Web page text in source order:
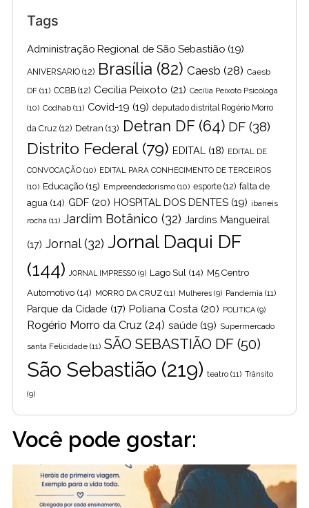
Tags
Administração Regional de São Sebastião (19)
ANIVERSARIO (12) Brasília (82) Caesb (28) Caesb
DF (11) CCBB (12) Cecilia Peixoto (21) Cecília Peixoto Psicóloga
(10) Codhab (11) Covid-19 (19) deputado distrital Rogério Morro
da Cruz (12) Detran (13) Detran DF(64) DF (38)
Distrito Federal(79) EDITAL (18) EDITAL DE
CONVOCAÇÃO (10) EDITAL PARA CONHECIMENTO DE TERCEIROS
(10) Educação (15) Empreendedorismo (10) esporte (12) falta de
agua (14) GDF (20) HOSPITAL DOS DENTES (19) ibaneis
rocha (11) Jardim Botânico (32) Jardins Mangueiral
(17) Jornal(32) Jornal Daqui DF
(144)
JORNAL IMPRESSO (9) Lago Sul (14) M5 Centro
Automotivo (14) MORRO DA CRUZ (11) Mulheres (9) Pandemia (11)
Parque da Cidade (17) Poliana Costa (20) POLITICA (9)
Rogério Morro da Cruz (24) saúde (19) Supermercado
santa Felicidade (11) SÃO SEBASTIÃO DF (50)
São Sebastião (219) teatro (11) Trânsito
(9)
Você pode gostar: